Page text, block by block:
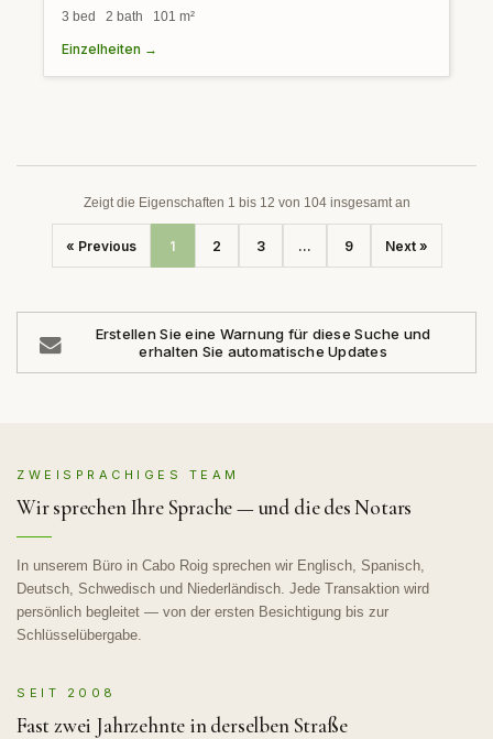
3 bed 2 bath 101 m²
Einzelheiten →
Zeigt die Eigenschaften 1 bis 12 von 104 insgesamt an
« Previous 1 2 3 ... 9 Next »
Erstellen Sie eine Warnung für diese Suche und
erhalten Sie automatische Updates
ZWEISPRACHIGES TEAM
Wir sprechen Ihre Sprache — und die des Notars
In unserem Büro in Cabo Roig sprechen wir Englisch, Spanisch,
Deutsch, Schwedisch und Niederländisch. Jede Transaktion wird
persönlich begleitet — von der ersten Besichtigung bis zur
Schlüsselübergabe.
SEIT 2008
Fast zwei Jahrzehnte in derselben Straße